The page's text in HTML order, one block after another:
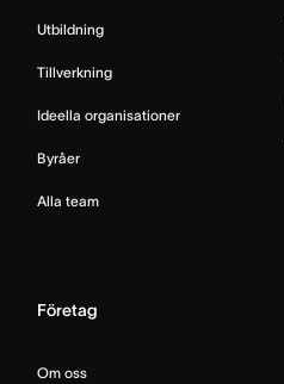
Utbildning
Tillverkning
Ideella organisationer
Byråer
Alla team
Företag
Om oss